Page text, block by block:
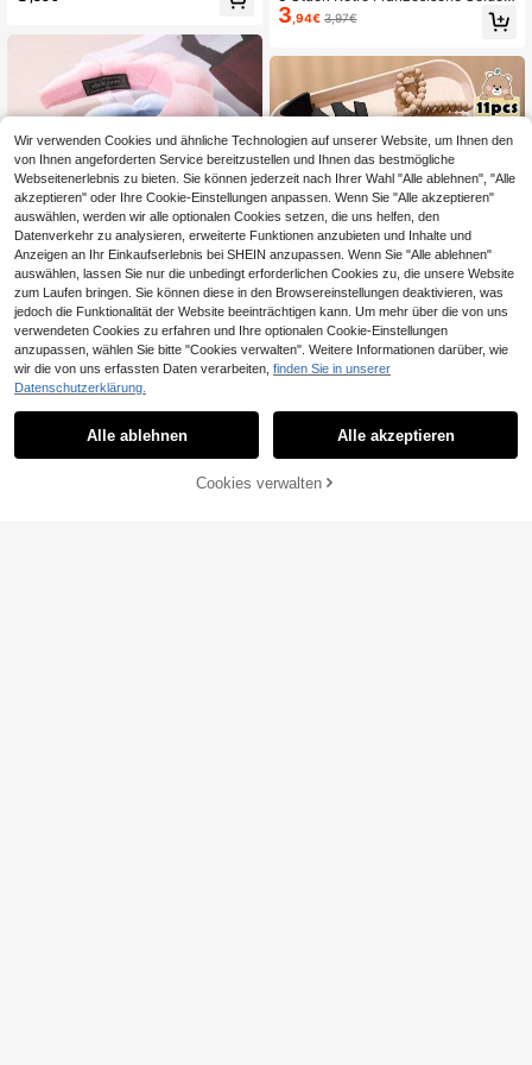
ation für den täglichen Gebrauch
1 Stück wolkenförmiges Samt-Mars
hmallow-geflochtenes Haarband, b
reiter Rand Haarzubehör zum Gesic
htwaschen, Baden, Make-up, SPA,
Sport,
(1000+)
4,98€
Satin Schwarz/Weiß/Khaki Scrunch
ies, modische vielseitige elegante
mis, geeignet für den täglichen Geb
rauch, Casual, Party, Pendeln, Urla
ub, Pferdeschwanz, Dutt, Gesichtsr
einigung, Make-up, Outfit-Accessoi
Haarseile, Elastisch, Festival, Gebur
tstag
3 ,94€ 3,97€
11 Stücke modische hochwertige M
ädchen Haarspangen, Mädchen Ge
schenk, Party Geschenk, Mädchen
Haaraccessoires, Feiertags-Essenti
al, erschwinglich, Blumen Haarspan
(1000+)
6
JETZT EINKAUFEN
Wir verwenden Cookies und ähnliche Technologien auf unserer Website, um Ihnen den
von Ihnen angeforderten Service bereitzustellen und Ihnen das bestmögliche
Webseitenerlebnis zu bieten. Sie können jederzeit nach Ihrer Wahl "Alle ablehnen", "Alle
akzeptieren" oder Ihre Cookie-Einstellungen anpassen. Wenn Sie "Alle akzeptieren"
auswählen, werden wir alle optionalen Cookies setzen, die uns helfen, den
Datenverkehr zu analysieren, erweiterte Funktionen anzubieten und Inhalte und
Anzeigen an Ihr Einkaufserlebnis bei SHEIN anzupassen. Wenn Sie "Alle ablehnen"
auswählen, lassen Sie nur die unbedingt erforderlichen Cookies zu, die unsere Website
zum Laufen bringen. Sie können diese in den Browsereinstellungen deaktivieren, was
jedoch die Funktionalität der Website beeinträchtigen kann. Um mehr über die von uns
verwendeten Cookies zu erfahren und Ihre optionalen Cookie-Einstellungen
anzupassen, wählen Sie bitte "Cookies verwalten". Weitere Informationen darüber, wie
wir die von uns erfassten Daten verarbeiten, finden Sie in unserer
Datenschutzerklärung.
Alle ablehnen Alle akzeptieren
Cookies verwalten